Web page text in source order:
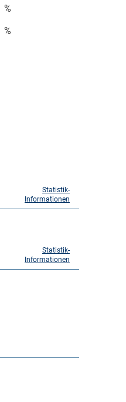
%
%
Statistik-
Informationen
Statistik-
Informationen